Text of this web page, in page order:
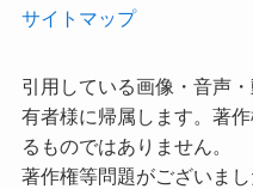
サイトマップ
引用している画像・音声
有者様に帰属します。著
るものではありません。
著作権等問題がございま